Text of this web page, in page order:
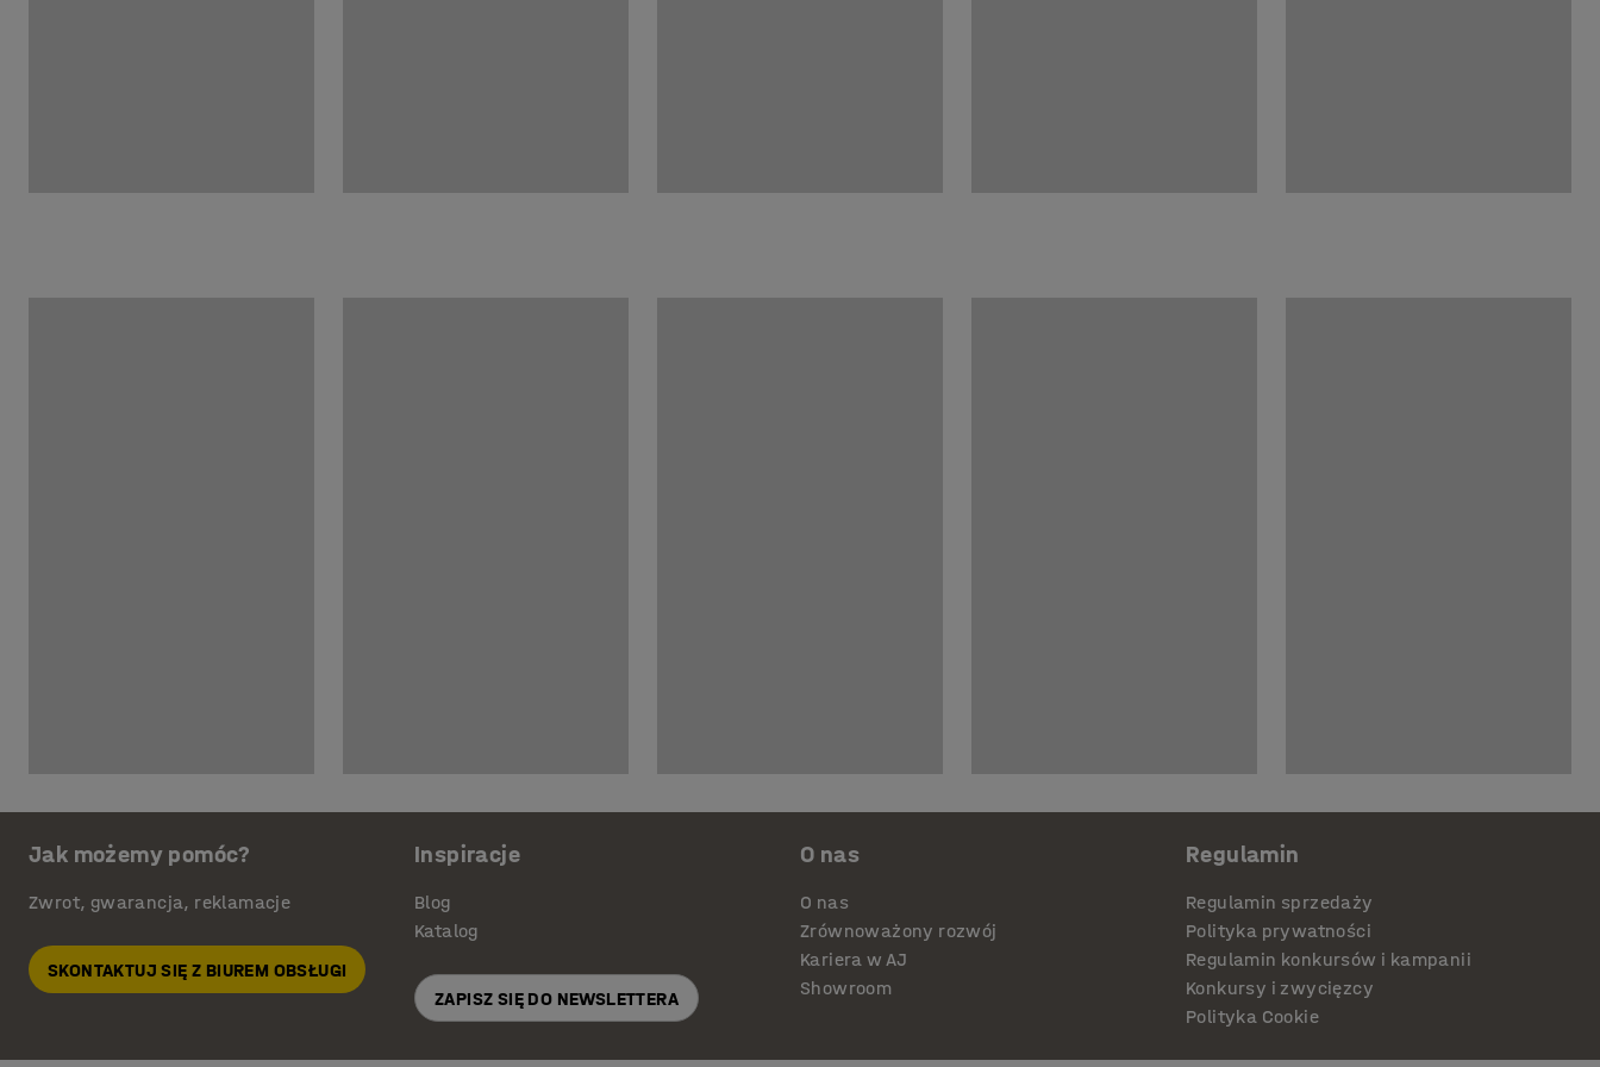
Jak możemy pomóc?
Zwrot, gwarancja, reklamacje
SKONTAKTUJ SIĘ Z BIUREM OBSŁUGI
Inspiracje
Blog
Katalog
ZAPISZ SIĘ DO NEWSLETTERA
O nas
O nas
Zrównoważony rozwój
Kariera w AJ
Showroom
Regulamin
Regulamin sprzedaży
Polityka prywatności
Regulamin konkursów i kampanii
Konkursy i zwycięzcy
Polityka Cookie